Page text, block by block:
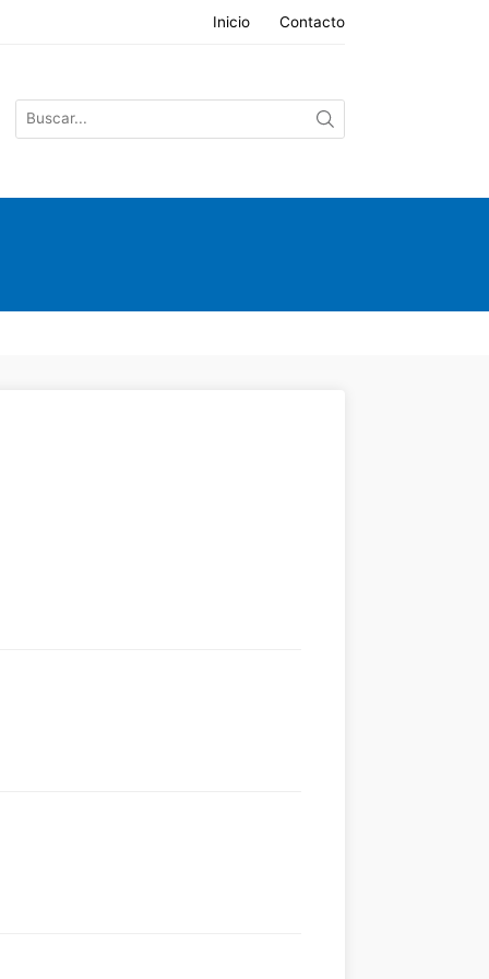
Inicio Contacto